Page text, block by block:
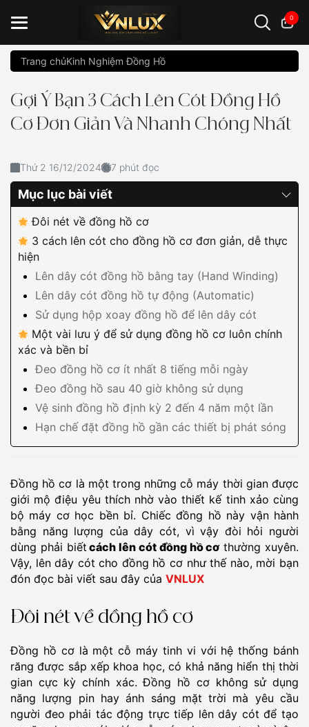
0
Đồng hồ casio đồng hồ G-Shock đồng hồ Orient ...
Trang chủKinh Nghiệm Đồng Hồ
Gợi Ý Bạn 3 Cách Lên Cót Đồng Hồ
Cơ Đơn Giản Và Nhanh Chóng Nhất
Thứ 2 16/12/2024 7 phút đọc
Mục lục bài viết
Đôi nét về đồng hồ cơ
3 cách lên cót cho đồng hồ cơ đơn giản, dễ thực
hiện
Lên dây cót đồng hồ bằng tay (Hand Winding)
Lên dây cót đồng hồ tự động (Automatic)
Sử dụng hộp xoay đồng hồ để lên dây cót
Một vài lưu ý để sử dụng đồng hồ cơ luôn chính
xác và bền bỉ
Đeo đồng hồ cơ ít nhất 8 tiếng mỗi ngày
Đeo đồng hồ sau 40 giờ không sử dụng
Vệ sinh đồng hồ định kỳ 2 đến 4 năm một lần
Hạn chế đặt đồng hồ gần các thiết bị phát sóng
Đồng hồ cơ là một trong những cỗ máy thời gian được
giới mộ điệu yêu thích nhờ vào thiết kế tinh xảo cùng
bộ máy cơ học bền bỉ. Chiếc đồng hồ này vận hành
bằng năng lượng của dây cót, vì vậy đòi hỏi người
dùng phải biết cách lên cót đồng hồ cơthường xuyên.
Vậy, lên dây cót cho đồng hồ cơ như thế nào, mời bạn
đón đọc bài viết sau đây của VNLUX
Đôi nét về đồng hồ cơ
Đồng hồ cơ là một cỗ máy tinh vi với hệ thống bánh
răng được sắp xếp khoa học, có khả năng hiển thị thời
gian cực kỳ chính xác. Đồng hồ cơ không sử dụng
năng lượng pin hay ánh sáng mặt trời mà yêu cầu
người đeo phải tác động trực tiếp lên dây cót để tạo